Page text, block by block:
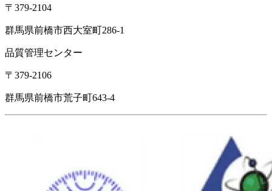
〒379-2104
群馬県前橋市西大室町286-1
品質管理センター
〒379-2106
群馬県前橋市荒子町643-4